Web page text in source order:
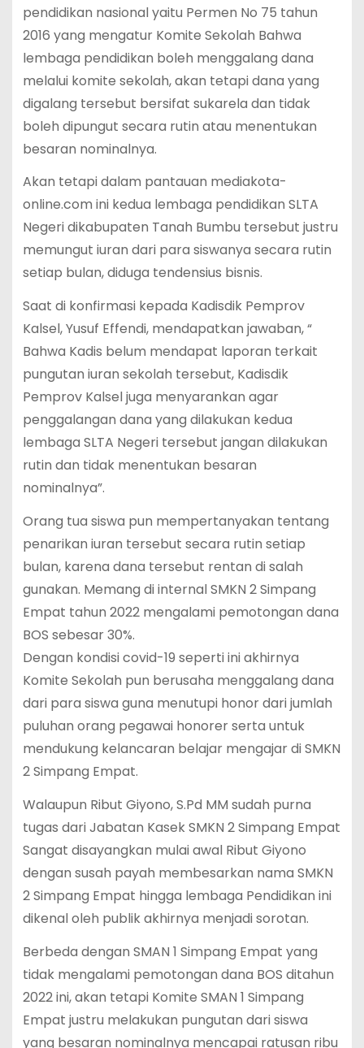
pendidikan nasional yaitu Permen No 75 tahun
2016 yang mengatur Komite Sekolah Bahwa
lembaga pendidikan boleh menggalang dana
melalui komite sekolah, akan tetapi dana yang
digalang tersebut bersifat sukarela dan tidak
boleh dipungut secara rutin atau menentukan
besaran nominalnya.
Akan tetapi dalam pantauan mediakota-
online.com ini kedua lembaga pendidikan SLTA
Negeri dikabupaten Tanah Bumbu tersebut justru
memungut iuran dari para siswanya secara rutin
setiap bulan, diduga tendensius bisnis.
Saat di konfirmasi kepada Kadisdik Pemprov
Kalsel, Yusuf Effendi, mendapatkan jawaban, “
Bahwa Kadis belum mendapat laporan terkait
pungutan iuran sekolah tersebut, Kadisdik
Pemprov Kalsel juga menyarankan agar
penggalangan dana yang dilakukan kedua
lembaga SLTA Negeri tersebut jangan dilakukan
rutin dan tidak menentukan besaran
nominalnya”.
Orang tua siswa pun mempertanyakan tentang
penarikan iuran tersebut secara rutin setiap
bulan, karena dana tersebut rentan di salah
gunakan. Memang di internal SMKN 2 Simpang
Empat tahun 2022 mengalami pemotongan dana
BOS sebesar 30%.
Dengan kondisi covid-19 seperti ini akhirnya
Komite Sekolah pun berusaha menggalang dana
dari para siswa guna menutupi honor dari jumlah
puluhan orang pegawai honorer serta untuk
mendukung kelancaran belajar mengajar di SMKN
2 Simpang Empat.
Walaupun Ribut Giyono, S.Pd MM sudah purna
tugas dari Jabatan Kasek SMKN 2 Simpang Empat
Sangat disayangkan mulai awal Ribut Giyono
dengan susah payah membesarkan nama SMKN
2 Simpang Empat hingga lembaga Pendidikan ini
dikenal oleh publik akhirnya menjadi sorotan.
Berbeda dengan SMAN 1 Simpang Empat yang
tidak mengalami pemotongan dana BOS ditahun
2022 ini, akan tetapi Komite SMAN 1 Simpang
Empat justru melakukan pungutan dari siswa
yang besaran nominalnya mencapai ratusan ribu